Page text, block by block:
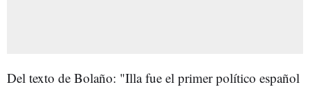
Del texto de Bolaño: "Illa fue el primer político español